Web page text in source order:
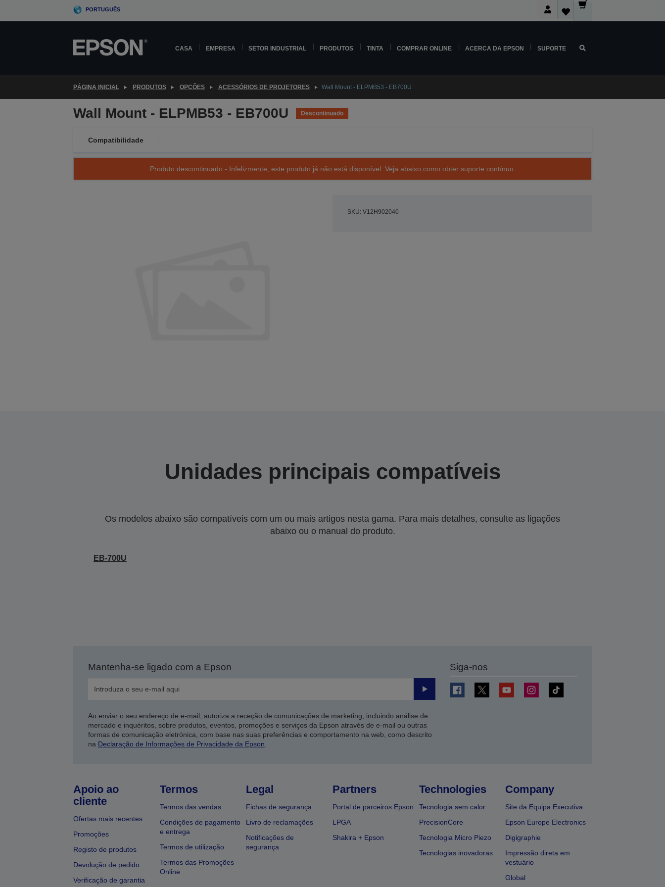
PORTUGUÊS
CASA EMPRESA SETOR INDUSTRIAL PRODUTOS TINTA COMPRAR ONLINE ACERCA DA EPSON SUPORTE
PÁGINA INICIAL PRODUTOS OPÇÕES ACESSÓRIOS DE PROJETORES Wall Mount - ELPMB53 - EB700U
Wall Mount - ELPMB53 - EB700U Descontinuado
Compatibilidade
Produto descontinuado - Infelizmente, este produto já não está disponível. Veja abaixo como obter suporte contínuo.
SKU: V12H902040
Unidades principais compatíveis
Os modelos abaixo são compatíveis com um ou mais artigos nesta gama. Para mais detalhes, consulte as ligações
abaixo ou o manual do produto.
EB-700U
Mantenha-se ligado com a Epson
Enviar
Ao enviar o seu endereço de e-mail, autoriza a receção de comunicações de marketing, incluindo análise de
mercado e inquéritos, sobre produtos, eventos, promoções e serviços da Epson através de e-mail ou outras
formas de comunicação eletrónica, com base nas suas preferências e comportamento na web, como descrito
na Declaração de Informações de Privacidade da Epson
Siga-nos
Apoio ao
cliente
Ofertas mais recentes
Promoções
Registo de produtos
Devolução de pedido
Verificação de garantia
Termos
Termos das vendas
Condições de pagamento
e entrega
Termos de utilização
Termos das Promoções
Online
Legal
Fichas de segurança
Livro de reclamações
Notificações de
segurança
Partners
Portal de parceiros Epson
LPGA
Shakira + Epson
Technologies
Tecnologia sem calor
PrecisionCore
Tecnologia Micro Piezo
Tecnologias inovadoras
Company
Site da Equipa Executiva
Epson Europe Electronics
Digigraphie
Impressão direta em
vestuário
Global